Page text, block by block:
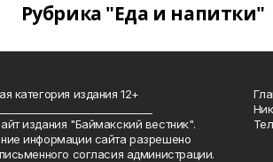
Рубрика "Еда и напитки"
категория издания 12+
издания "Баймакский вестник".
информации сайта разрешено
согласия администрации.